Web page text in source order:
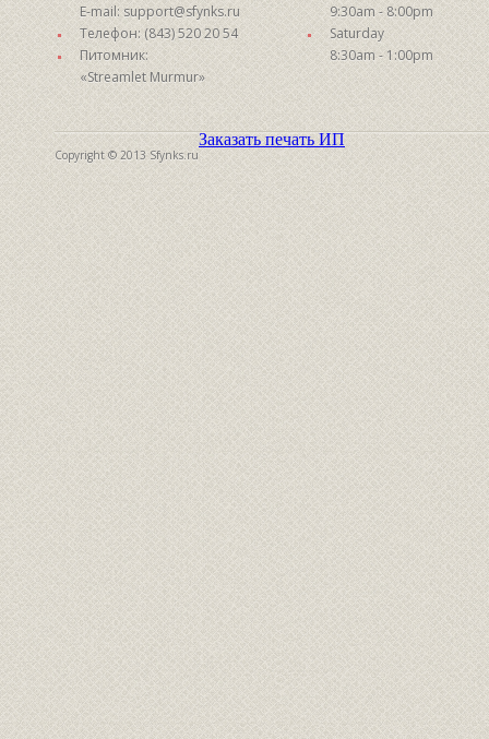
E-mail: support@sfynks.ru
Телефон: (843) 520 20 54
Питомник:
«Streamlet Murmur»
9:30am - 8:00pm
Saturday
8:30am - 1:00pm
Copyright © 2013 Sfynks.ru
Заказать печать ИП